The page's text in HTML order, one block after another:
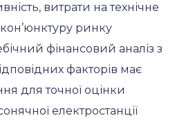
витрати на технічне
ринку
фінансовий аналіз з
факторів має
для точної оцінки
електростанції